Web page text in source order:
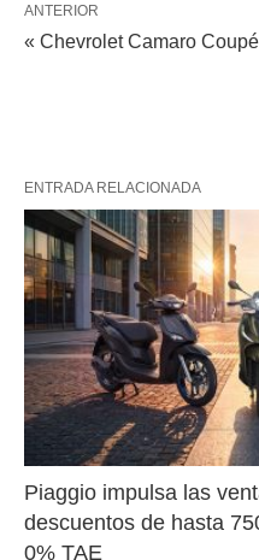
ANTERIOR
« Chevrolet Camaro
ENTRADA RELACIONADA
Piaggio impulsa las
descuentos de hasta
0% TAE